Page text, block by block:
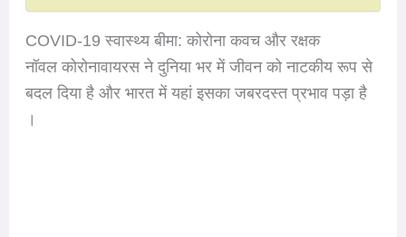
COVID-19 स्वास्थ्य बीमा: कोरोना कवच और रक्षक
नॉवल कोरोनावायरस ने दुनिया भर में जीवन को नाटकीय रूप से
बदल दिया है और भारत में यहां इसका जबरदस्त प्रभाव पड़ा है
।